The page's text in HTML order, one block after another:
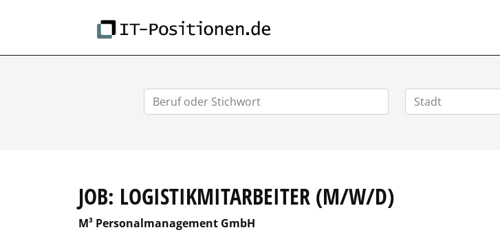
JOB: LOGISTIKMITARBEITER (M/W/D)
M³ Personalmanagement GmbH